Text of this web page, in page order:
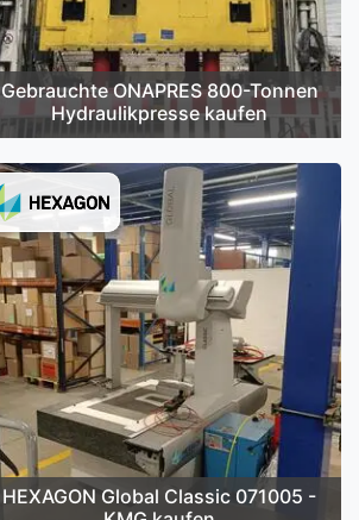
Gebrauchte ONAPRES 800-Tonnen
Hydraulikpresse kaufen
HEXAGON Global Classic 071005 -